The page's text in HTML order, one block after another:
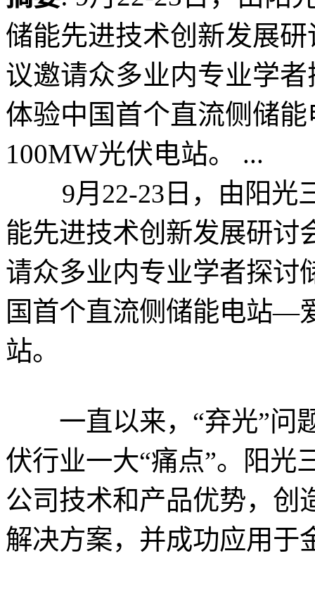
储能先进技术创新发展
议邀请众多业内专业学
体验中国首个直流侧储
100MW光伏电站。 ...
9月22-23日，由阳光
能先进技术创新发展研讨
请众多业内专业学者探讨
国首个直流侧储能电站—
站。
一直以来，“弃光”问
伏行业一大“痛点”。阳光
公司技术和产品优势，创
解决方案，并成功应用于